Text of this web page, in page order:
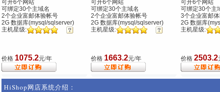
可开6个网站
可绑定30个主域名
2个企业富邮体验帐号
2G 数据库(mysql/sqlserver)
主机星级:
可开6个网站
可绑定30个主域名
2个企业富邮体验帐号
2G 数据库(mysql/sqlserver)
主机星级:
可开6个网站
可绑定30个主
3个企业富邮
2G 数据库
主机星级:
价格 1075.2元/年 价格 1663.2元/年 价格 2503.2
HiShop网店系统介绍：